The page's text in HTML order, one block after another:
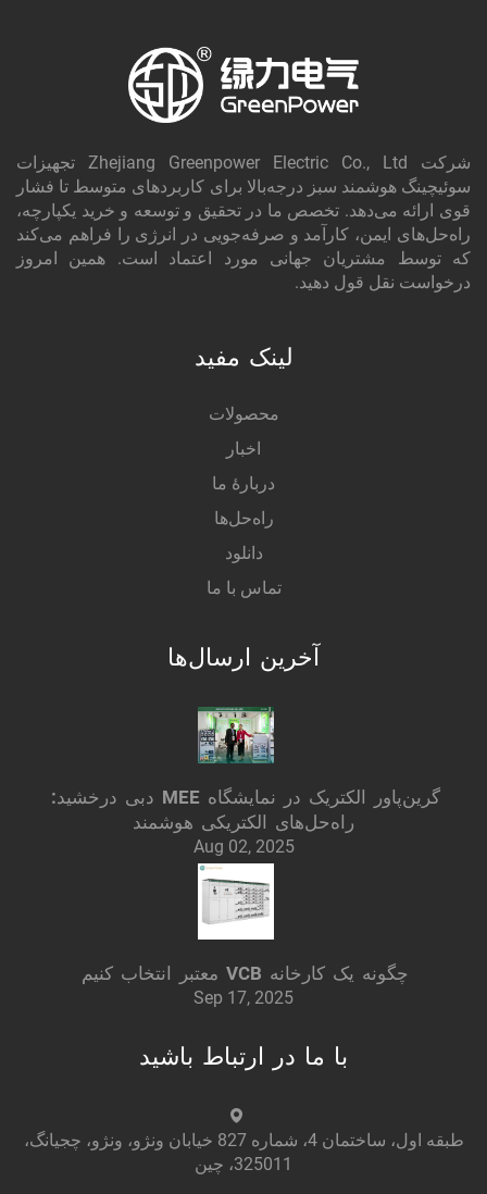
شرکت Zhejiang Greenpower Electric Co., Ltd تجهیزات
سوئیچینگ هوشمند سبز درجه‌بالا برای کاربردهای متوسط تا فشار
قوی ارائه می‌دهد. تخصص ما در تحقیق و توسعه و خرید یکپارچه،
راه‌حل‌های ایمن، کارآمد و صرفه‌جویی در انرژی را فراهم می‌کند
که توسط مشتریان جهانی مورد اعتماد است. همین امروز
درخواست نقل قول دهید.
لینک مفید
محصولات
اخبار
دربارهٔ ما
راه‌حل‌ها
دانلود
تماس با ما
آخرین ارسال‌ها
گرین‌پاور الکتریک در نمایشگاه MEE دبی درخشید:
راه‌حل‌های الکتریکی هوشمند
Aug 02, 2025
چگونه یک کارخانه VCB معتبر انتخاب کنیم
Sep 17, 2025
با ما در ارتباط باشید
طبقه اول، ساختمان 4، شماره 827 خیابان ونژو، ونژو، چجیانگ،
325011، چین